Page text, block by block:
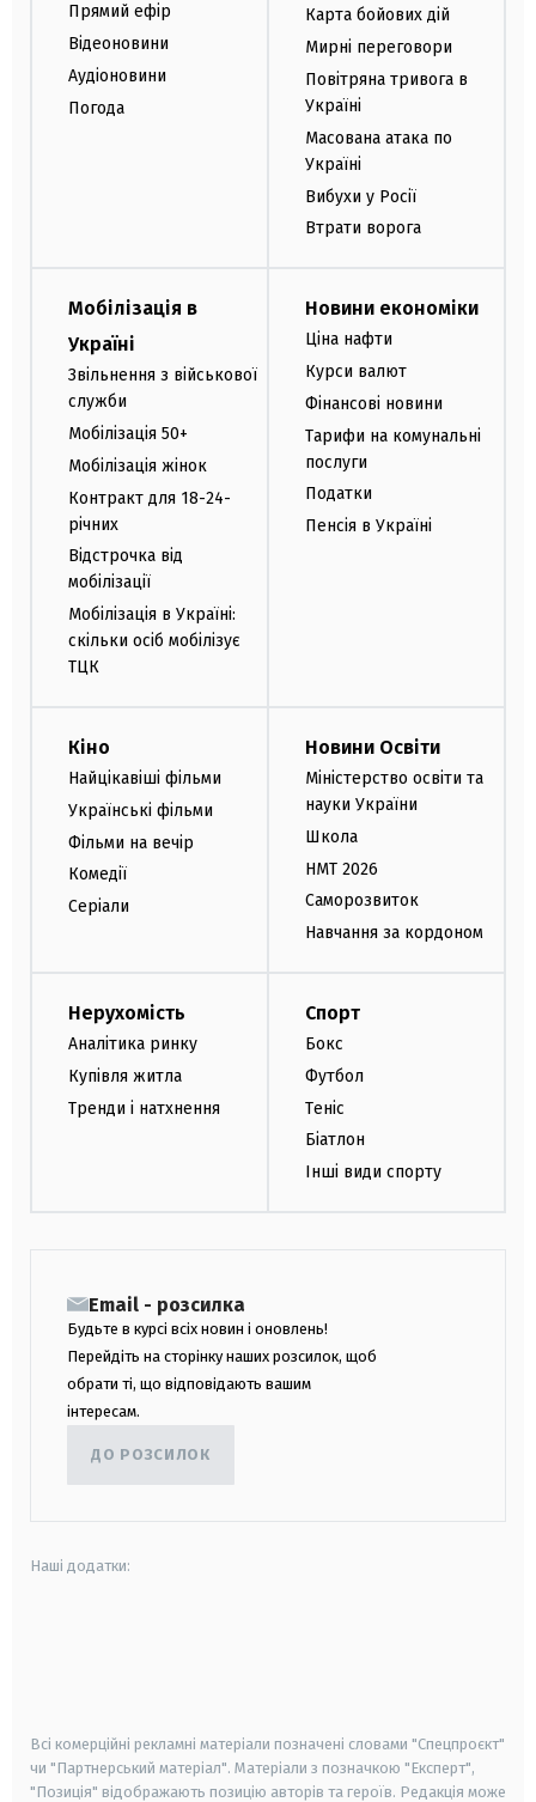
Прямий ефір
Відеоновини
Аудіоновини
Погода
Карта бойових дій
Мирні переговори
Повітряна тривога в
Україні
Масована атака по
Україні
Вибухи у Росії
Втрати ворога
Мобілізація в
Україні
Звільнення з військової
служби
Мобілізація 50+
Мобілізація жінок
Контракт для 18-24-
річних
Відстрочка від
мобілізації
Мобілізація в Україні:
скільки осіб мобілізує
ТЦК
Новини економіки
Ціна нафти
Курси валют
Фінансові новини
Тарифи на комунальні
послуги
Податки
Пенсія в Україні
Кіно
Найцікавіші фільми
Українські фільми
Фільми на вечір
Комедії
Серіали
Новини Освіти
Міністерство освіти та
науки України
Школа
НМТ 2026
Саморозвиток
Навчання за кордоном
Нерухомість
Аналітика ринку
Купівля житла
Тренди і натхнення
Спорт
Бокс
Футбол
Теніс
Біатлон
Інші види спорту
Email - розсилка
Будьте в курсі всіх новин і оновлень!
Перейдіть на сторінку наших розсилок, щоб
обрати ті, що відповідають вашим
інтересам.
ДО РОЗСИЛОК
Наші додатки:
Всі комерційні рекламні матеріали позначені словами "Спецпроєкт"
чи "Партнерський матеріал". Матеріали з позначкою "Експерт",
"Позиція" відображають позицію авторів та героїв. Редакція може